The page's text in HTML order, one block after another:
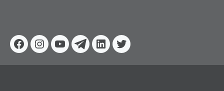
Facebook
Instagram
YoutubeTelegram
Linkedin
Twitter